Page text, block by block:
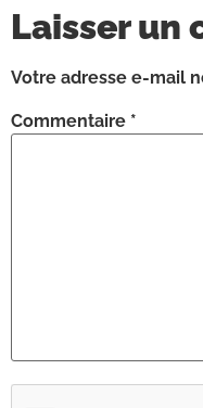
Laisser un
Votre adresse e-mail
Commentaire *